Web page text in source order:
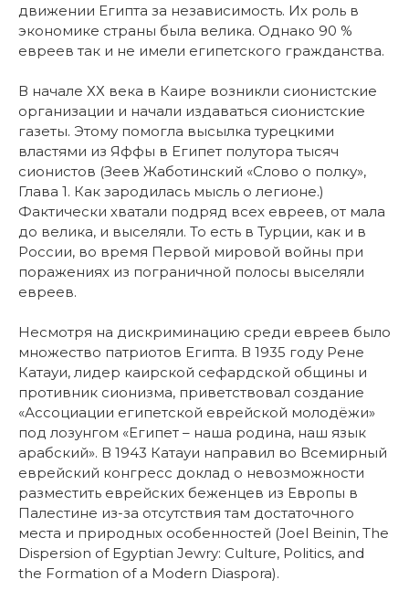
движении Египта за независимость. Их роль в
экономике страны была велика. Однако 90 %
евреев так и не имели египетского гражданства.
В начале ХХ века в Каире возникли сионистские
организации и начали издаваться сионистские
газеты. Этому помогла высылка турецкими
властями из Яффы в Египет полутора тысяч
сионистов (Зеев Жаботинский «Слово о полку»,
Глава 1. Как зародилась мысль о легионе.)
Фактически хватали подряд всех евреев, от мала
до велика, и выселяли. То есть в Турции, как и в
России, во время Первой мировой войны при
поражениях из пограничной полосы выселяли
евреев.
Несмотря на дискриминацию среди евреев было
множество патриотов Египта. В 1935 году Рене
Катауи, лидер каирской сефардской общины и
противник сионизма, приветствовал создание
«Ассоциации египетской еврейской молодёжи»
под лозунгом «Египет – наша родина, наш язык
арабский». В 1943 Катауи направил во Всемирный
еврейский конгресс доклад о невозможности
разместить еврейских беженцев из Европы в
Палестине из-за отсутствия там достаточного
места и природных особенностей (Joel Beinin, The
Dispersion of Egyptian Jewry: Culture, Politics, and
the Formation of a Modern Diaspora).